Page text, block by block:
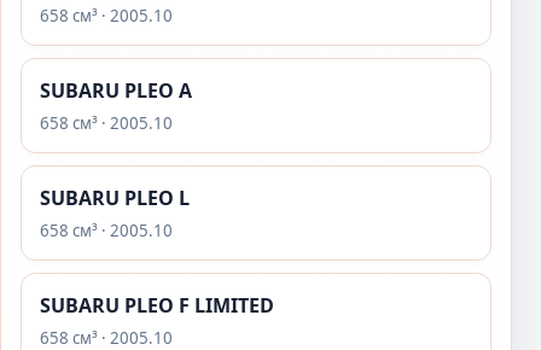
658 см³ · 2005.10
SUBARU PLEO A
658 см³ · 2005.10
SUBARU PLEO L
658 см³ · 2005.10
SUBARU PLEO F LIMITED
658 см³ · 2005.10